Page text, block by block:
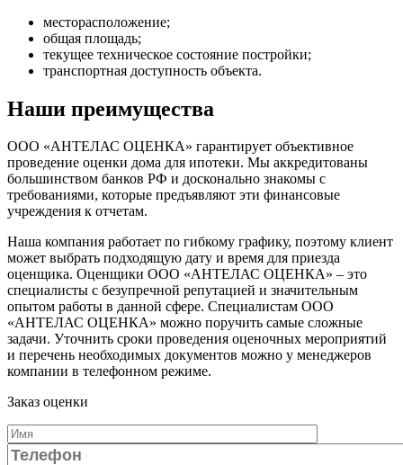
месторасположение;
общая площадь;
текущее техническое состояние постройки;
транспортная доступность объекта.
Наши преимущества
ООО «АНТЕЛАС ОЦЕНКА» гарантирует объективное
проведение оценки дома для ипотеки. Мы аккредитованы
большинством банков РФ и досконально знакомы с
требованиями, которые предъявляют эти финансовые
учреждения к отчетам.
Наша компания работает по гибкому графику, поэтому клиент
может выбрать подходящую дату и время для приезда
оценщика. Оценщики ООО «АНТЕЛАС ОЦЕНКА» – это
специалисты с безупречной репутацией и значительным
опытом работы в данной сфере. Специалистам ООО
«АНТЕЛАС ОЦЕНКА» можно поручить самые сложные
задачи. Уточнить сроки проведения оценочных мероприятий
и перечень необходимых документов можно у менеджеров
компании в телефонном режиме.
Заказ оценки